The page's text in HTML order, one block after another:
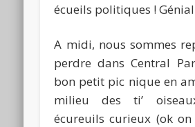
écueils politiques !
A midi, nous sommes
perdre dans Central
bon petit pic nique en
milieu des ti’
écureuils curieux (ok